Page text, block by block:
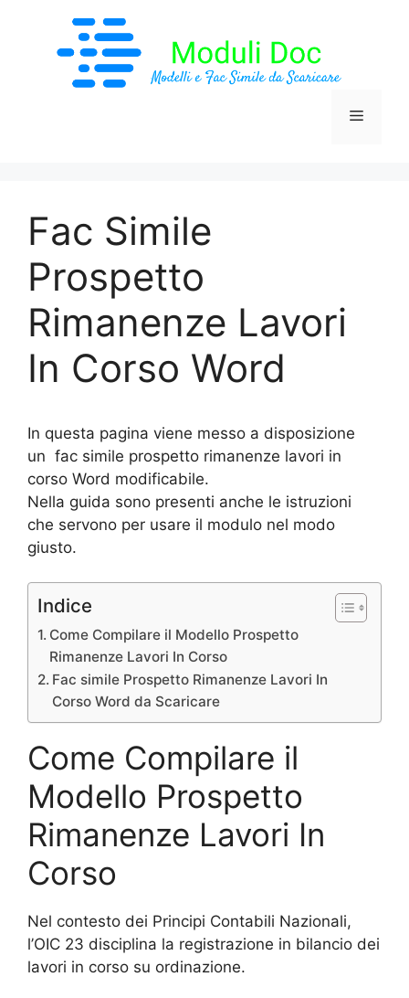
contenuto
Menu
Fac Simile
Prospetto
Rimanenze Lavori
In Corso Word
In questa pagina viene messo a disposizione
un fac simile prospetto rimanenze lavori in
corso Word modificabile.
Nella guida sono presenti anche le istruzioni
che servono per usare il modulo nel modo
giusto.
Indice
Come Compilare il Modello Prospetto
Rimanenze Lavori In Corso
Fac simile Prospetto Rimanenze Lavori In
Corso Word da Scaricare
Come Compilare il
Modello Prospetto
Rimanenze Lavori In
Corso
Nel contesto dei Principi Contabili Nazionali,
l’OIC 23 disciplina la registrazione in bilancio dei
lavori in corso su ordinazione.